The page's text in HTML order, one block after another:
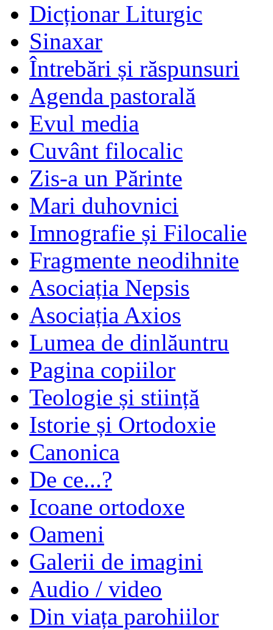
Dicționar Liturgic
Sinaxar
Întrebări și răspunsuri
Agenda pastorală
Evul media
Cuvânt filocalic
Zis-a un Părinte
Mari duhovnici
Imnografie și Filocalie
Fragmente neodihnite
Asociația Nepsis
Asociația Axios
Lumea de dinlăuntru
Pagina copiilor
Teologie și stiință
Istorie și Ortodoxie
Canonica
De ce...?
Icoane ortodoxe
Oameni
Galerii de imagini
Audio / video
Din viața parohiilor